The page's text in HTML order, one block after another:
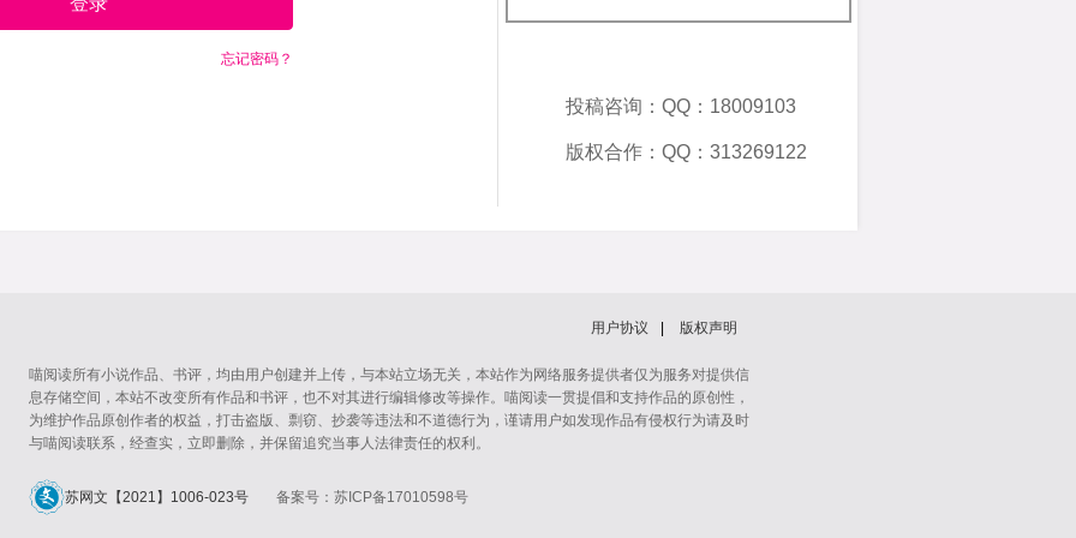
忘记密码？
投稿咨询：QQ：18009103
版权合作：QQ：313269122
用户协议 版权声明
喵阅读所有小说作品、书评，均由用户创建并上传，与本站立场无关，本站作为网络服务提供者仅为服务对提供信
息存储空间，本站不改变所有作品和书评，也不对其进行编辑修改等操作。喵阅读一贯提倡和支持作品的原创性，
为维护作品原创作者的权益，打击盗版、剽窃、抄袭等违法和不道德行为，谨请用户如发现作品有侵权行为请及时
与喵阅读联系，经查实，立即删除，并保留追究当事人法律责任的权利。
苏网文【2021】1006-023号 备案号：苏ICP备17010598号